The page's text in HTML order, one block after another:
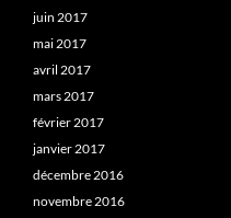
juin 2017
mai 2017
avril 2017
mars 2017
février 2017
janvier 2017
décembre 2016
novembre 2016